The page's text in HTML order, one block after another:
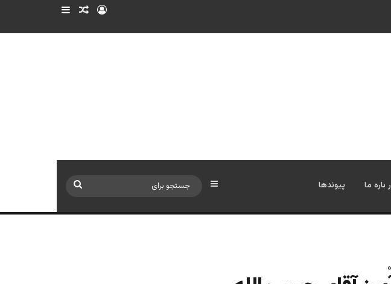
ورود نوشته تصادفی
باره ما پیوندها سایدبار